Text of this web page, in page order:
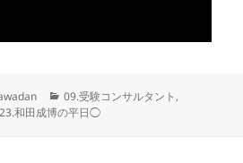
カ
テ
09.受験コンサルタント ,
23.和田成博の平日◯